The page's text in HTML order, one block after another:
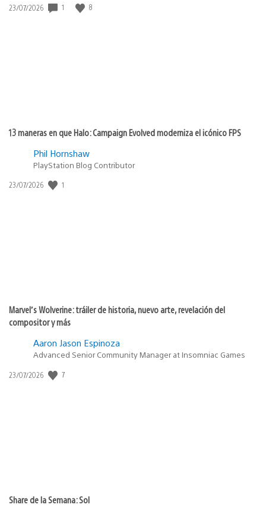
Fecha
23/07/2026 1 8
13 maneras en que Halo: Campaign Evolved moderniza el icónico FPS
Phil Hornshaw
PlayStation Blog Contributor
Fecha
23/07/2026 1
Marvel’s Wolverine: tráiler de historia, nuevo arte, revelación del
compositor y más
Aaron Jason Espinoza
Advanced Senior Community Manager at Insomniac Games
Fecha
23/07/2026 7
Share de la Semana: Sol